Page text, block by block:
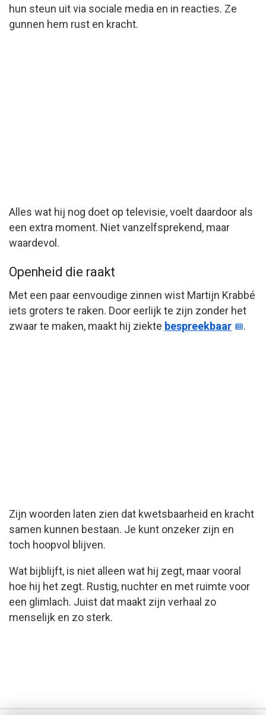
hun steun uit via sociale media en in reacties. Ze
gunnen hem rust en kracht.
Alles wat hij nog doet op televisie, voelt daardoor als
een extra moment. Niet vanzelfsprekend, maar
waardevol.
Openheid die raakt
Met een paar eenvoudige zinnen wist Martijn Krabbé
iets groters te raken. Door eerlijk te zijn zonder het
zwaar te maken, maakt hij ziekte bespreekbaar .
Zijn woorden laten zien dat kwetsbaarheid en kracht
samen kunnen bestaan. Je kunt onzeker zijn en
toch hoopvol blijven.
Wat bijblijft, is niet alleen wat hij zegt, maar vooral
hoe hij het zegt. Rustig, nuchter en met ruimte voor
een glimlach. Juist dat maakt zijn verhaal zo
menselijk en zo sterk.